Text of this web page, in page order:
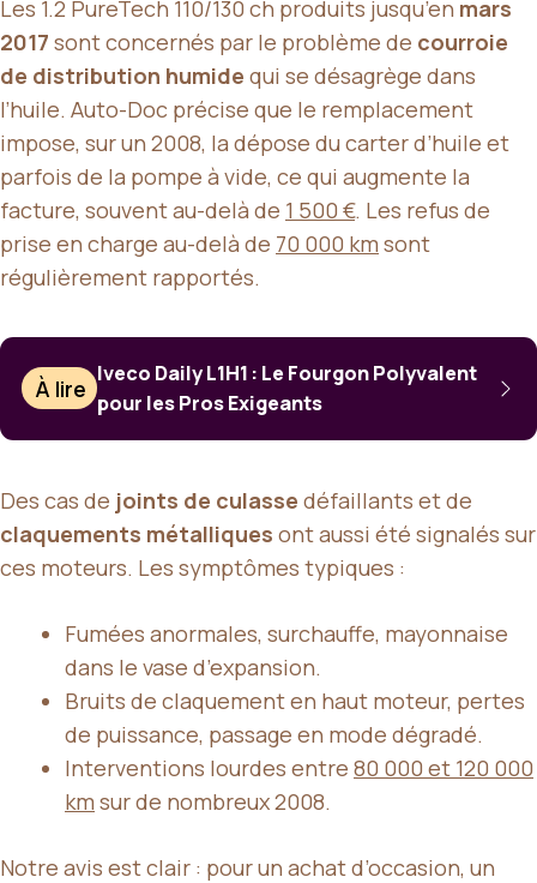
Les 1.2 PureTech 110/130 ch produits jusqu’en mars
2017 sont concernés par le problème de courroie
de distribution humide qui se désagrège dans
l’huile. Auto-Doc précise que le remplacement
impose, sur un 2008, la dépose du carter d’huile et
parfois de la pompe à vide, ce qui augmente la
facture, souvent au-delà de 1 500 €. Les refus de
prise en charge au-delà de 70 000 km sont
régulièrement rapportés.
À lire
Iveco Daily L1H1 : Le Fourgon Polyvalent
pour les Pros Exigeants
Des cas de joints de culasse défaillants et de
claquements métalliques ont aussi été signalés sur
ces moteurs. Les symptômes typiques :
Fumées anormales, surchauffe, mayonnaise
dans le vase d’expansion.
Bruits de claquement en haut moteur, pertes
de puissance, passage en mode dégradé.
Interventions lourdes entre 80 000 et 120 000
km sur de nombreux 2008.
Notre avis est clair : pour un achat d’occasion, un